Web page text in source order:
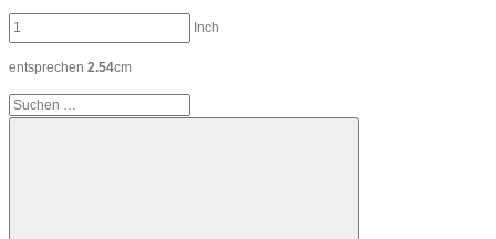
Inch
entsprechen 2.54cm
Suchen